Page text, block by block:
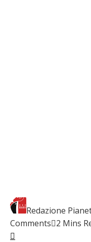
Redazione
Comments 2 Mins
Facebook
Twitter
LinkedIn
Pinterest